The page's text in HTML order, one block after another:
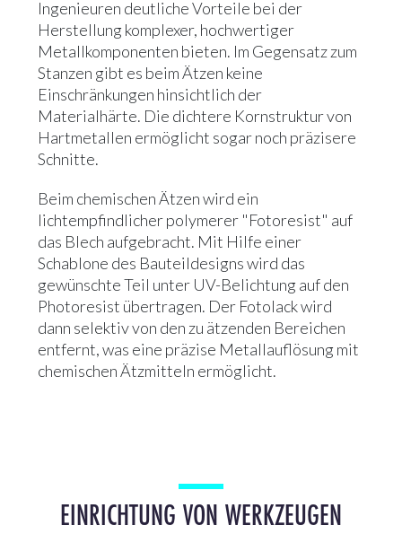
Ingenieuren deutliche Vorteile bei der
Herstellung komplexer, hochwertiger
Metallkomponenten bieten. Im Gegensatz zum
Stanzen gibt es beim Ätzen keine
Einschränkungen hinsichtlich der
Materialhärte. Die dichtere Kornstruktur von
Hartmetallen ermöglicht sogar noch präzisere
Schnitte.
Beim chemischen Ätzen wird ein
lichtempfindlicher polymerer "Fotoresist" auf
das Blech aufgebracht. Mit Hilfe einer
Schablone des Bauteildesigns wird das
gewünschte Teil unter UV-Belichtung auf den
Photoresist übertragen. Der Fotolack wird
dann selektiv von den zu ätzenden Bereichen
entfernt, was eine präzise Metallauflösung mit
chemischen Ätzmitteln ermöglicht.
EINRICHTUNG VON WERKZEUGEN